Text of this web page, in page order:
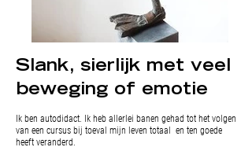
Slank, sierlijk met veel
beweging of emotie
Ik ben autodidact. Ik heb allerlei banen gehad tot het volgen
van een cursus bij toeval mijn leven totaal en ten goede
heeft veranderd.